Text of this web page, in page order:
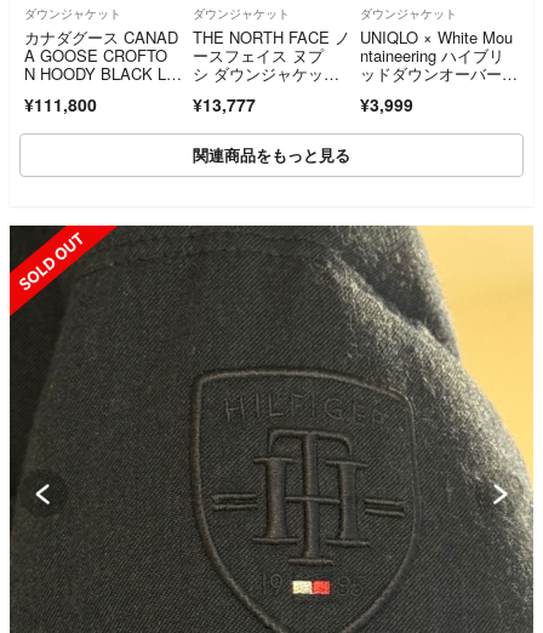
ダウンジャケット
カナダグース CANAD
A GOOSE CROFTO
N HOODY BLACK LA
ド付き ダウンジャケ
ット 衣料品 アウタ
古】
¥111,800
ダウンジャケット
THE NORTH FACE ノ
ースフェイス ヌプ
シ ダウンジャケッ
¥13,777
ダウンジャケット
UNIQLO × White Mou
ntaineering ハイブリ
ッドダウンオーバーサ
リーン L ユニクロ
¥3,999
関連商品をもっと見る
SOLD OUT